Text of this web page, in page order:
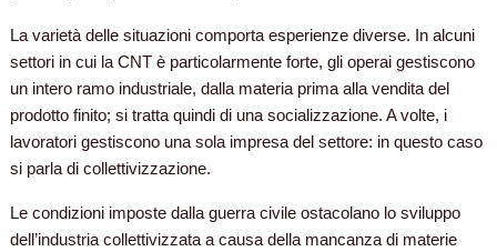
La varietà delle situazioni comporta esperienze diverse. In alcuni
settori in cui la CNT è particolarmente forte, gli operai gestiscono
un intero ramo industriale, dalla materia prima alla vendita del
prodotto finito; si tratta quindi di una socializzazione. A volte, i
lavoratori gestiscono una sola impresa del settore: in questo caso
si parla di collettivizzazione.
Le condizioni imposte dalla guerra civile ostacolano lo sviluppo
dell’industria collettivizzata a causa della mancanza di materie